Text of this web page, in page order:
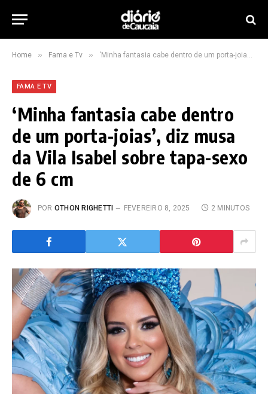
Home » Fama e Tv » ‘Minha fantasia cabe dentro de um porta-joias’, diz musa da Vila Isabel sobre tapa-sexo de 6 cm
FAMA E TV
‘Minha fantasia cabe dentro
de um porta-joias’, diz musa
da Vila Isabel sobre tapa-sexo
de 6 cm
POR OTHON RIGHETTI FEVEREIRO 8, 2025 2 MINUTOS